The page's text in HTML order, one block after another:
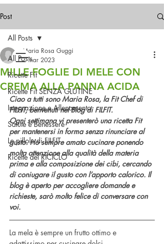
Post
All Posts
Ricette Fit
Ricette Fit SENZA GLUTINE
Integrazione e Allenamento
Salute e Benessere
Le pillole di FILFIT
Ricette del RICICLO
All Posts
MILLE FOGLIE DI MELE CON
CREMA ALLA PANNA ACIDA
Maria Rosa Guggi
1 mar 2023
Ciao a tutti sono Maria Rosa, la Fit Chef di
FILFIT, benvenuti nel Blog di FILFIT.
Ogni settimana vi presenterò una ricetta Fit
per mantenersi in forma senza rinunciare al
gusto. Ho sempre amato cucinare ponendo
molta attenzione alla qualità della materia
prima e alla composizione dei cibi, cercando
di coniugare il gusto con l’apporto calorico. Il
blog è aperto per accogliere domande e
richieste, sarò molto felice di conversare con
voi.
La mela è sempre un frutto ottimo e